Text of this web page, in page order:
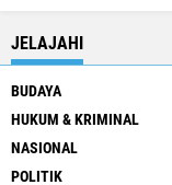
JELAJAHI
BUDAYA
HUKUM & KRIMINAL
NASIONAL
POLITIK